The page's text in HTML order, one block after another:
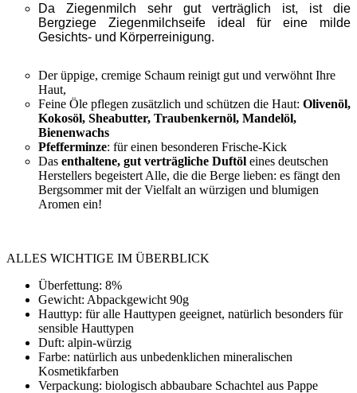
Da Ziegenmilch sehr gut verträglich ist, ist die
Bergziege Ziegenmilchseife ideal für eine milde
Gesichts- und Körperreinigung.
Der üppige, cremige Schaum reinigt gut und verwöhnt Ihre
Haut,
Feine Öle pflegen zusätzlich und schützen die Haut: Olivenöl,
Kokosöl, Sheabutter, Traubenkernöl, Mandelöl,
Bienenwachs
Pfefferminze: für einen besonderen Frische-Kick
Das enthaltene, gut verträgliche Duftöl eines deutschen
Herstellers begeistert Alle, die die Berge lieben: es fängt den
Bergsommer mit der Vielfalt an würzigen und blumigen
Aromen ein!
ALLES WICHTIGE IM ÜBERBLICK
Überfettung: 8%
Gewicht: Abpackgewicht 90g
Hauttyp: für alle Hauttypen geeignet, natürlich besonders für
sensible Hauttypen
Duft: alpin-würzig
Farbe: natürlich aus unbedenklichen mineralischen
Kosmetikfarben
Verpackung: biologisch abbaubare Schachtel aus Pappe